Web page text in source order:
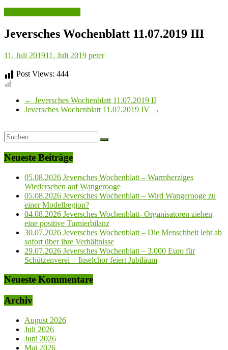
Jeversches Wochenblatt 11.07.2019 III
11. Juli 201911. Juli 2019 peter
Post Views: 444
← Jeversches Wochenblatt 11.07.2019 II
Jeversches Wochenblatt 11.07.2019 IV →
Neueste Beiträge
05.08.2026 Jeversches Wochenblatt – Warmherziges
Wiedersehen auf Wangerooge
05.08.2026 Jeversches Wochenblatt – Wird Wangerooge zu
einer Modellregion?
04.08.2026 Jeversches Wochenblatt- Organisatoren ziehen
eine positive Turnierbilanz
30.07.2026 Jeversches Wochenblatt – Die Menschheit lebt ab
sofort über ihre Verhältnisse
29.07.2026 Jeversches Wochenblatt – 3.000 Euro für
Schützenverei + Inselchor feiert Jubiläum
Neueste Kommentare
Archiv
August 2026
Juli 2026
Juni 2026
Mai 2026